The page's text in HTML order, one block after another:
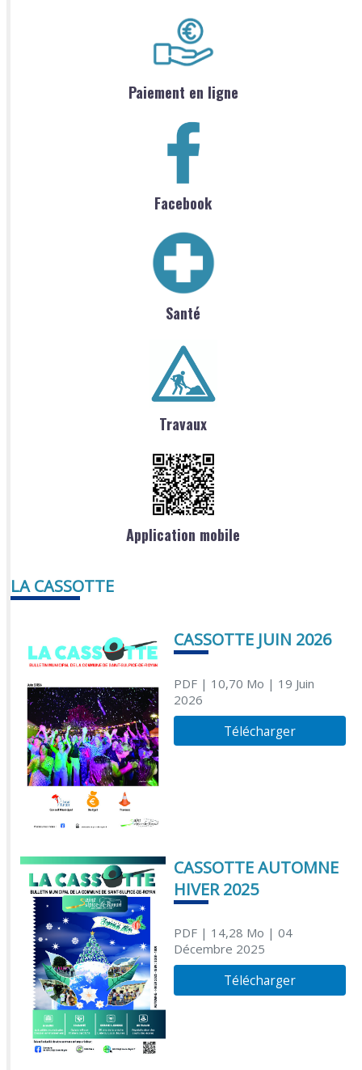
Paiement en ligne
Facebook
Santé
Travaux
Application mobile
LA CASSOTTE
CASSOTTE JUIN 2026
PDF| 10,70 Mo | 19 Juin
2026
Télécharger
CASSOTTE AUTOMNE
HIVER 2025
PDF| 14,28 Mo | 04
Décembre 2025
Télécharger